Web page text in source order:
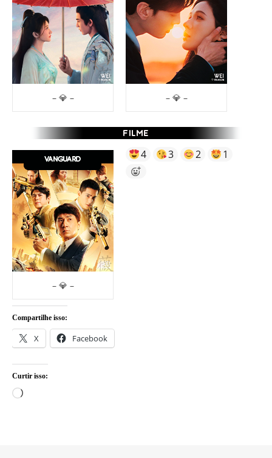
– 💎 – – 💎 –
– 💎 –
4 3 2 1
Compartilhe isso:
X Facebook
Curtir isso:
Carregando...